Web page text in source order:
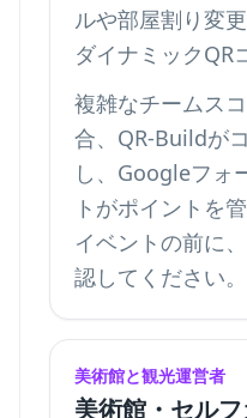
ルや部屋割り変
ダイナミックQR
複雑なチームス
合、QR-Buildが
し、Googleフォ
トがポイントを
イベントの前に、
認してください。
美術館と観光運営者
美術館・セル